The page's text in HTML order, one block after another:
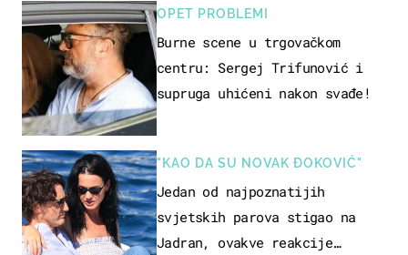
OPET PROBLEMI
Burne scene u trgovačkom
centru: Sergej Trifunović i
supruga uhićeni nakon svađe!
"KAO DA SU NOVAK ĐOKOVIĆ"
Jedan od najpoznatijih
svjetskih parova stigao na
Jadran, ovakve reakcije